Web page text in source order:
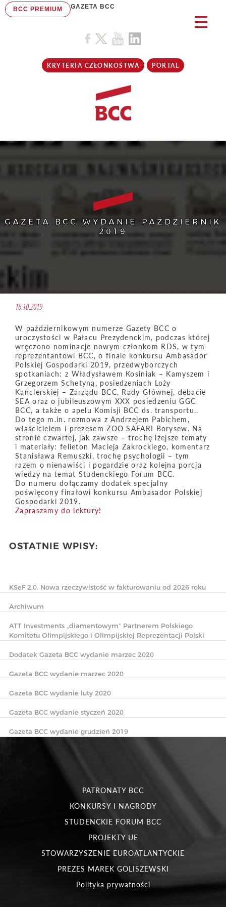
BCC PREMIUM GAZETA BCC
KRYTERIA CZŁONKOSTWA PORTAL
GAZETA BCC WYDANIE PAŹDZIERNIK
2019
OSTATNIE WPISY:
KSeF 2.0. Nowa rzeczywistość w fakturowaniu od 2026 roku
Archiwum
ATT Investments „diamentowym” Partnerem Polskiego
Komitetu Olimpijskiego i Olimpijskiej Reprezentacji Polski
Dodatek Gazeta BCC wydanie marzec 2020
Gazeta BCC wydanie marzec 2020
Gazeta BCC wydanie luty 2020
Gazeta BCC wydanie styczeń 2020
Gazeta BCC wydanie grudzień 2019
16.10.2019
W październikowym numerze Gazety BCC o
uroczystości w Pałacu Prezydenckim, podczas której
wręczono nominacje nowym członkom RDS, w tym
reprezentantowi BCC, o finale konkursu Ambasador
Polskiej Gospodarki 2019, przedwyborczych
spotkaniach: z Władysławem Kosiniak – Kamyszem i
Grzegorzem Schetyną, posiedzeniach Loży
Kanclerskiej – Zarządu BCC, Rady Głównej, debacie
SEA oraz o jubileuszowym XXX posiedzeniu GGC
BCC, a także o apelu Komisji BCC ds. transportu..
Do tego m.in. rozmowa z Andrzejem Pabichem,
właścicielem i prezesem ZOO SAFARI Borysew. Na
stronie czwartej, jak zawsze – trochę lżejsze tematy
i materiały: felieton Macieja Zakrockiego, komentarz
Stanisława Remuszki, trochę psychologii – tym
razem o nienawiści i pogardzie oraz kolejna porcja
wiedzy na temat Studenckiego Forum BCC.
Do numeru dołączamy dodatek specjalny
poświęcony finałowi konkursu Ambasador Polskiej
Gospodarki 2019.
Zapraszamy do lektury!
PATRONATY BCC
KONKURSY I NAGRODY
STUDENCKIE FORUM BCC
PROJEKTY UE
STOWARZYSZENIE EUROATLANTYCKIE
PREZES MAREK GOLISZEWSKI
Polityka prywatności